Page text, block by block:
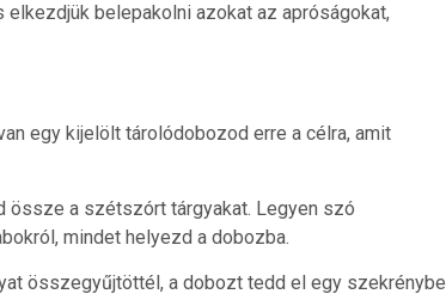
belepakolni azokat az apróságokat,
egy kijelölt tárolódobozod erre a célra, amit
össze a szétszórt tárgyakat. Legyen szó
mindet helyezd a dobozba.
összegyűjtöttél, a dobozt tedd el egy szekrénybe